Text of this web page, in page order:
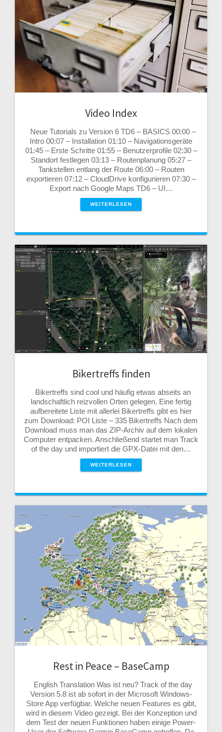
Video Index
Neue Tutorials zu Version 6 TD6 – BASICS 00:00 –
Intro 00:07 – Installation 01:10 – Navigationsgeräte
01:45 – Erste Schritte 01:55 – Benutzerprofile 02:30 –
Standort festlegen 03:13 – Routenplanung 05:27 –
Tankstellen entlang der Route 06:00 – Routen
exportieren 07:12 – CloudDrive konfigurieren 07:30 –
Export nach Google Maps TD6 – UI…
WEITERLESEN
Bikertreffs finden
Bikertreffs sind cool und häufig etwas abseits an
landschaftlich reizvollen Orten gelegen. Eine fertig
aufbereitete Liste mit allerlei Bikertreffs gibt es hier
zum Download: POI Liste – 335 Bikertreffs Nach dem
Download muss man das ZIP-Archiv auf dem lokalen
Computer entpacken. Anschließend startet man Track
of the day und importiert die GPX-Datei mit den…
WEITERLESEN
Rest in Peace – BaseCamp
English Translation Was ist neu? Track of the day
Version 5.8 ist ab sofort in der Microsoft Windows-
Store App verfügbar. Welche neuen Features es gibt,
wird in diesem Video gezeigt. Bei der Konzeption und
dem Test der neuen Funktionen haben einige Power-